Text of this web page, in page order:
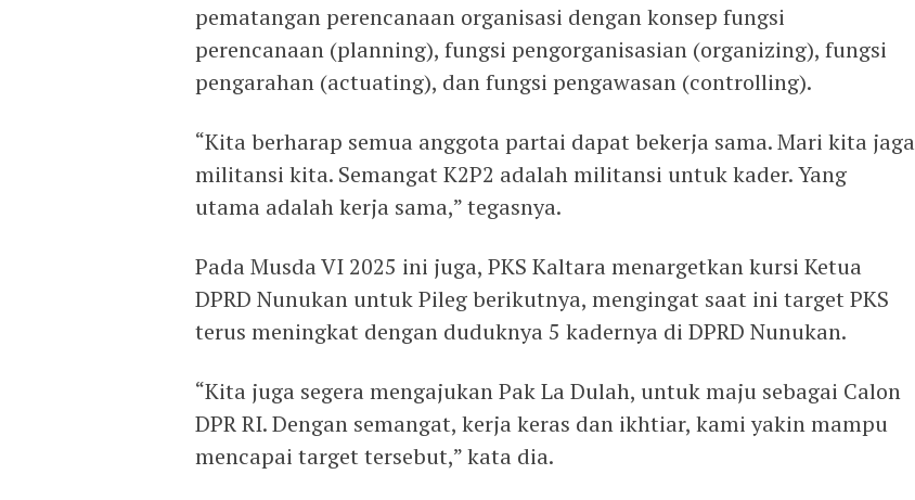
pematangan perencanaan organisasi dengan konsep fungsi
perencanaan (planning), fungsi pengorganisasian (organizing), fungsi
pengarahan (actuating), dan fungsi pengawasan (controlling).
“Kita berharap semua anggota partai dapat bekerja sama. Mari kita jaga
militansi kita. Semangat K2P2 adalah militansi untuk kader. Yang
utama adalah kerja sama,” tegasnya.
Pada Musda VI 2025 ini juga, PKS Kaltara menargetkan kursi Ketua
DPRD Nunukan untuk Pileg berikutnya, mengingat saat ini target PKS
terus meningkat dengan duduknya 5 kadernya di DPRD Nunukan.
“Kita juga segera mengajukan Pak La Dulah, untuk maju sebagai Calon
DPR RI. Dengan semangat, kerja keras dan ikhtiar, kami yakin mampu
mencapai target tersebut,” kata dia.